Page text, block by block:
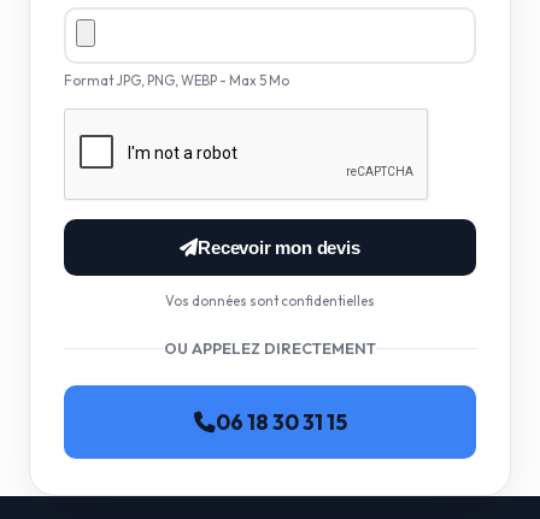
Format JPG, PNG, WEBP - Max 5 Mo
Recevoir mon devis
Vos données sont confidentielles
OU APPELEZ DIRECTEMENT
06 18 30 31 15